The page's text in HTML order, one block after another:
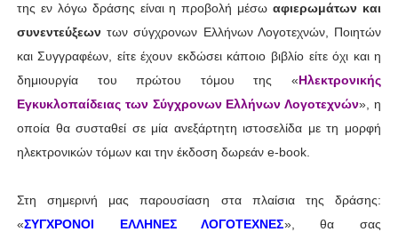
της εν λόγω δράσης είναι η προβολή μέσωαφιερωμάτων και
συνεντεύξεωντων σύγχρονων Ελλήνων Λογοτεχνών, Ποιητών
και Συγγραφέων, είτε έχουν εκδώσει κάποιο βιβλίο είτε όχι και η
δημιουργία του πρώτου τόμου της «Ηλεκτρονικής
Εγκυκλοπαίδειας των Σύγχρονων Ελλήνων Λογοτεχνών», η
οποία θα συσταθεί σε μία ανεξάρτητη ιστοσελίδα με τη μορφή
ηλεκτρονικών τόμων και την έκδοση δωρεάν e-book.
Στη σημερινή μας παρουσίαση στα πλαίσια της δράσης:
«ΣΥΓΧΡΟΝΟΙ ΕΛΛΗΝΕΣ ΛΟΓΟΤΕΧΝΕΣ», θα σας